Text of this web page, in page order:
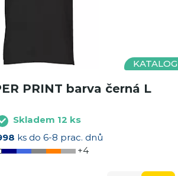
KATALOG
PRINT barva černá L
Skladem 12 ks
ks do 6-8 prac. dnů
+4